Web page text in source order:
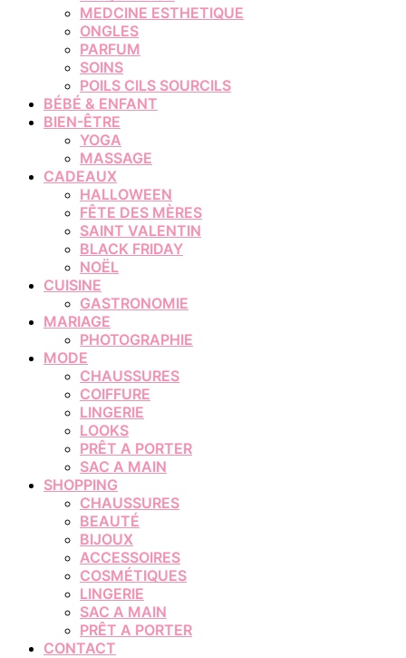
MEDCINE ESTHETIQUE
ONGLES
PARFUM
SOINS
POILS CILS SOURCILS
BÉBÉ & ENFANT
BIEN-ÊTRE
YOGA
MASSAGE
CADEAUX
HALLOWEEN
FÊTE DES MÈRES
SAINT VALENTIN
BLACK FRIDAY
NOËL
CUISINE
GASTRONOMIE
MARIAGE
PHOTOGRAPHIE
MODE
CHAUSSURES
COIFFURE
LINGERIE
LOOKS
PRÊT A PORTER
SAC A MAIN
SHOPPING
CHAUSSURES
BEAUTÉ
BIJOUX
ACCESSOIRES
COSMÉTIQUES
LINGERIE
SAC A MAIN
PRÊT A PORTER
CONTACT